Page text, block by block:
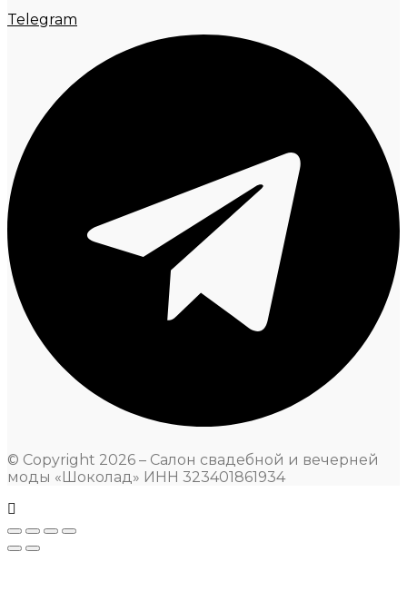
Telegram
© Copyright 2026 – Салон свадебной и вечерней
моды «Шоколад» ИНН 323401861934